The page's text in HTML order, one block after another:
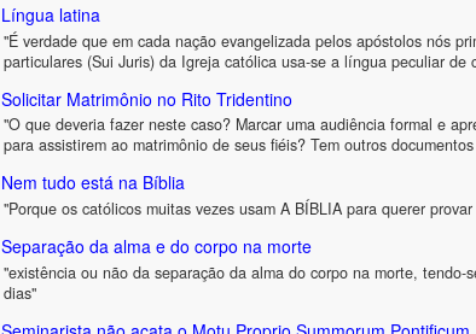
Língua latina
"É verdade que em cada nação evangelizada pelos apóstolos nós
particulares (Sui Juris) da Igreja católica usa-se a língua peculiar de
Solicitar Matrimônio no Rito Tridentino
"O que deveria fazer neste caso? Marcar uma audiência formal e
para assistirem ao matrimônio de seus fiéis? Tem outros
Nem tudo está na Bíblia
"Porque os católicos muitas vezes usam A BÍBLIA para querer
Separação da alma e do corpo na morte
"existência ou não da separação da alma do corpo na morte,
dias"